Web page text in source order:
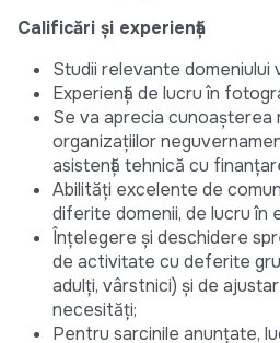
Calificări și experiență
Studii relevante domeniului
Experiență de lucru în
Se va aprecia cunoașterea
organizațiilor
asistență tehnică cu
Abilități excelente de
diferite domenii, de lucru în
Înțelegere și deschidere
de activitate cu deferite
adulți, vârstnici) și de
necesități;
Pentru sarcinile anunțate,